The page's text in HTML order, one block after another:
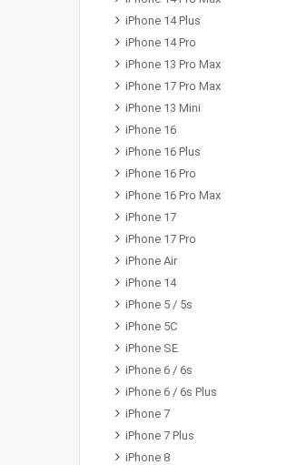
iPhone 14 Plus
iPhone 14 Pro
iPhone 13 Pro Max
iPhone 17 Pro Max
iPhone 13 Mini
iPhone 16
iPhone 16 Plus
iPhone 16 Pro
iPhone 16 Pro Max
iPhone 17
iPhone 17 Pro
iPhone Air
iPhone 14
iPhone 5 / 5s
iPhone 5C
iPhone SE
iPhone 6 / 6s
iPhone 6 / 6s Plus
iPhone 7
iPhone 7 Plus
iPhone 8